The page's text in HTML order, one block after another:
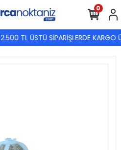
2.500 TL ÜSTÜ SİPARİŞLERDE KARGO
0